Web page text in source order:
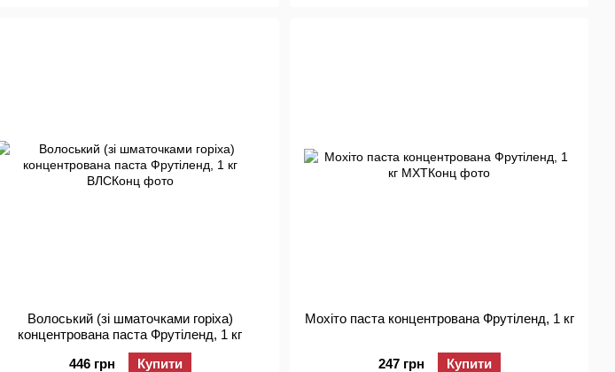
Волоський (зі шматочками горіха)
концентрована паста Фрутіленд, 1 кг
446 грн
Купити
Мохіто паста концентрована Фрутіленд, 1 кг
247 грн Купити